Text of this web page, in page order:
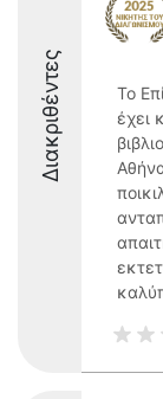
Διακριθέντες
Το
έχει